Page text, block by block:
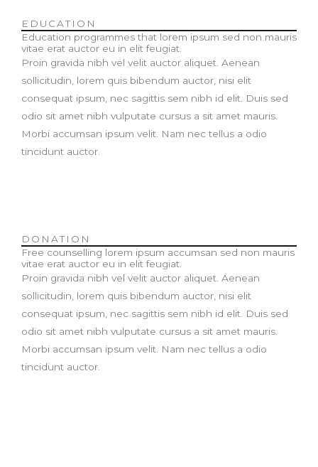
EDUCATION
Education programmes that lorem ipsum sed non mauris
vitae erat auctor eu in elit feugiat.
Proin gravida nibh vel velit auctor aliquet. Aenean
sollicitudin, lorem quis bibendum auctor, nisi elit
consequat ipsum, nec sagittis sem nibh id elit. Duis sed
odio sit amet nibh vulputate cursus a sit amet mauris.
Morbi accumsan ipsum velit. Nam nec tellus a odio
tincidunt auctor.
DONATION
Free counselling lorem ipsum accumsan sed non mauris
vitae erat auctor eu in elit feugiat.
Proin gravida nibh vel velit auctor aliquet. Aenean
sollicitudin, lorem quis bibendum auctor, nisi elit
consequat ipsum, nec sagittis sem nibh id elit. Duis sed
odio sit amet nibh vulputate cursus a sit amet mauris.
Morbi accumsan ipsum velit. Nam nec tellus a odio
tincidunt auctor.